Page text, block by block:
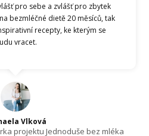
pro sebe a zvlášť pro zbytek
bezmléčné dietě 20 měsíců, tak
recepty, ke kterým se
vracet.
Vlková
projektu Jednoduše bez mléka